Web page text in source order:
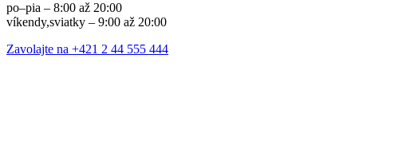
po–pia – 8:00 až 20:00
víkendy,sviatky – 9:00 až 20:00
Zavolajte na +421 2 44 555 444